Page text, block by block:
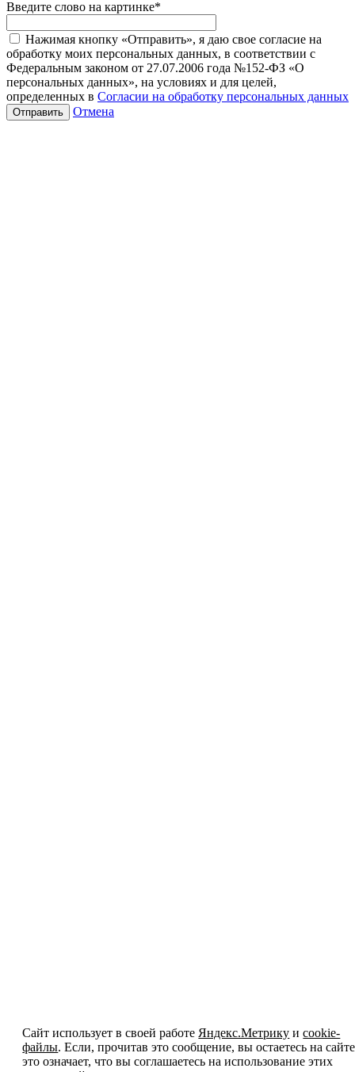
Введите слово на картинке*
Нажимая кнопку «Отправить», я даю свое согласие на
обработку моих персональных данных, в соответствии с
Федеральным законом от 27.07.2006 года №152-ФЗ «О
персональных данных», на условиях и для целей,
определенных в Согласии на обработку персональных данных
Отмена
Сайт использует в своей работе Яндекс.Метрику иcookie-
файлы. Если, прочитав это сообщение, вы остаетесь на
это означает, что вы соглашаетесь на использование этих